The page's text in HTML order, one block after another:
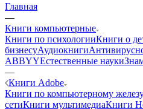
Главная
—
Книги компьютерные
Книги по психологииКниги о
бизнесуАудиокниги
ABBYYЕстественные науки
—
Книги Adobe
Книги по компьютерному
сетиКниги мультимедиаКниги